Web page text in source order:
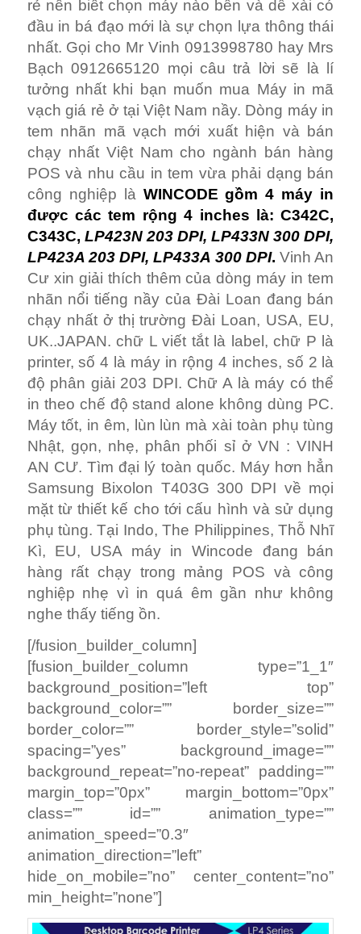
rẻ nên biết chọn máy nào bền và dễ xài có
đầu in bá đạo mới là sự chọn lựa thông thái
nhất. Gọi cho Mr Vinh 0913998780 hay Mrs
Bạch 0912665120 mọi câu trả lời sẽ là lí
tưởng nhất khi bạn muốn mua Máy in mã
vạch giá rẻ ở tại Việt Nam nầy. Dòng máy in
tem nhãn mã vạch mới xuất hiện và bán
chạy nhất Việt Nam cho ngành bán hàng
POS và nhu cầu in tem vừa phải dạng bán
công nghiệp là WINCODE gồm 4 máy in
được các tem rộng 4 inches là: C342C,
C343C, LP423N 203 DPI, LP433N 300 DPI,
LP423A 203 DPI, LP433A 300 DPI. Vinh An
Cư xin giải thích thêm của dòng máy in tem
nhãn nổi tiếng nầy của Đài Loan đang bán
chạy nhất ở thị trường Đài Loan, USA, EU,
UK..JAPAN. chữ L viết tắt là label, chữ P là
printer, số 4 là máy in rộng 4 inches, số 2 là
độ phân giải 203 DPI. Chữ A là máy có thể
in theo chế độ stand alone không dùng PC.
Máy tốt, in êm, lùn lùn mà xài toàn phụ tùng
Nhật, gọn, nhẹ, phân phối sỉ ở VN : VINH
AN CƯ. Tìm đại lý toàn quốc. Máy hơn hẳn
Samsung Bixolon T403G 300 DPI về mọi
mặt từ thiết kế cho tới cấu hình và sử dụng
phụ tùng. Tại Indo, The Philippines, Thỗ Nhĩ
Kì, EU, USA máy in Wincode đang bán
hàng rất chạy trong mảng POS và công
nghiệp nhẹ vì in quá êm gần như không
nghe thấy tiếng ồn.
[/fusion_builder_column]
[fusion_builder_column type=”1_1″
background_position=”left top”
background_color=”” border_size=””
border_color=”” border_style=”solid”
spacing=”yes” background_image=””
background_repeat=”no-repeat” padding=””
margin_top=”0px” margin_bottom=”0px”
class=”” id=”” animation_type=””
animation_speed=”0.3″
animation_direction=”left”
hide_on_mobile=”no” center_content=”no”
min_height=”none”]